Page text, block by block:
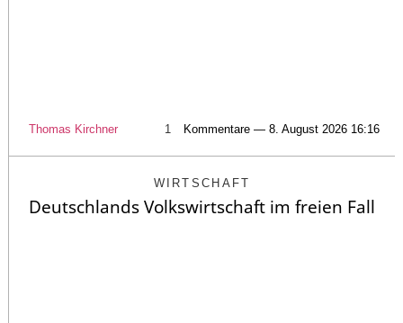
Thomas Kirchner 1 Kommentare — 8. August 2026 16:16
WIRTSCHAFT
Deutschlands Volkswirtschaft im freien Fall